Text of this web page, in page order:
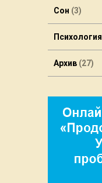
Сон 3
Психология
Архив 27